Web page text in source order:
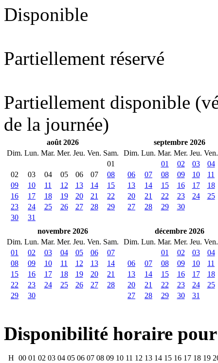
Disponible
Partiellement réservé
Partiellement disponible
de la journée)
août 2026
Dim. Lun. Mar. Mer. Jeu. Ven. Sam.
01
02
03 04 05 06 07
08
09
10 11 12 13 14
15
16
17 18 19 20 21
22
23
24 25 26 27 28
29
30
31
septembre 2026
Dim. Lun. Mar. Mer. Jeu. Ven.
01
02 03
04
06
07 08 09 10
11
13
14 15 16 17
18
20
21 22 23 24
25
27
28 29 30
novembre 2026
Dim. Lun. Mar. Mer. Jeu. Ven. Sam.
01
02 03 04 05 06
07
08
09 10 11 12 13
14
15
16 17 18 19 20
21
22
23 24 25 26 27
28
29
30
décembre 2026
Dim. Lun. Mar. Mer. Jeu. Ven.
01
02 03
04
06
07 08 09 10
11
13
14 15 16 17
18
20
21 22 23 24
25
27
28 29 30 31
Disponibilité horaire
H 00 01 02 03 04 05 06 07 08 09 10 11 12 13 14 15 16 17 18 19